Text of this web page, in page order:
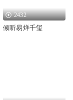
2432
倾听易烊千玺